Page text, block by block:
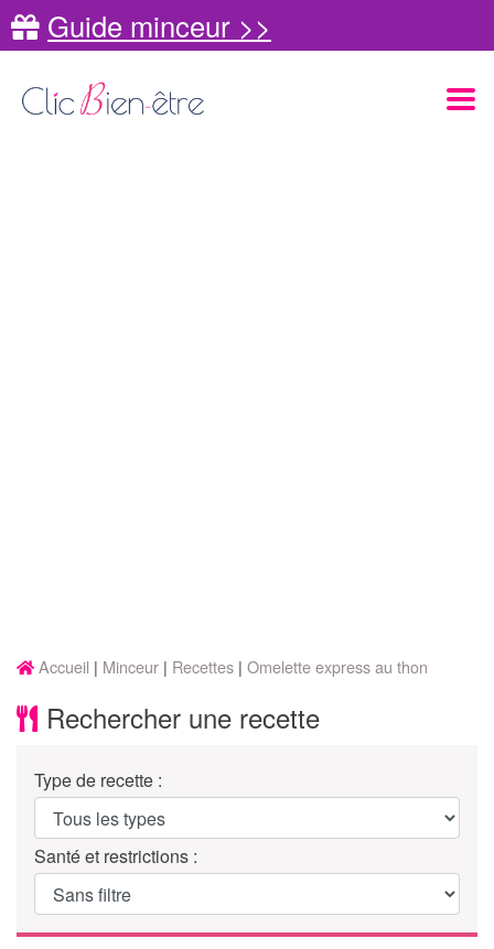
Guide minceur >>
Accueil Minceur Recettes Omelette express au thon
Rechercher une recette
Type de recette :
Santé et restrictions :